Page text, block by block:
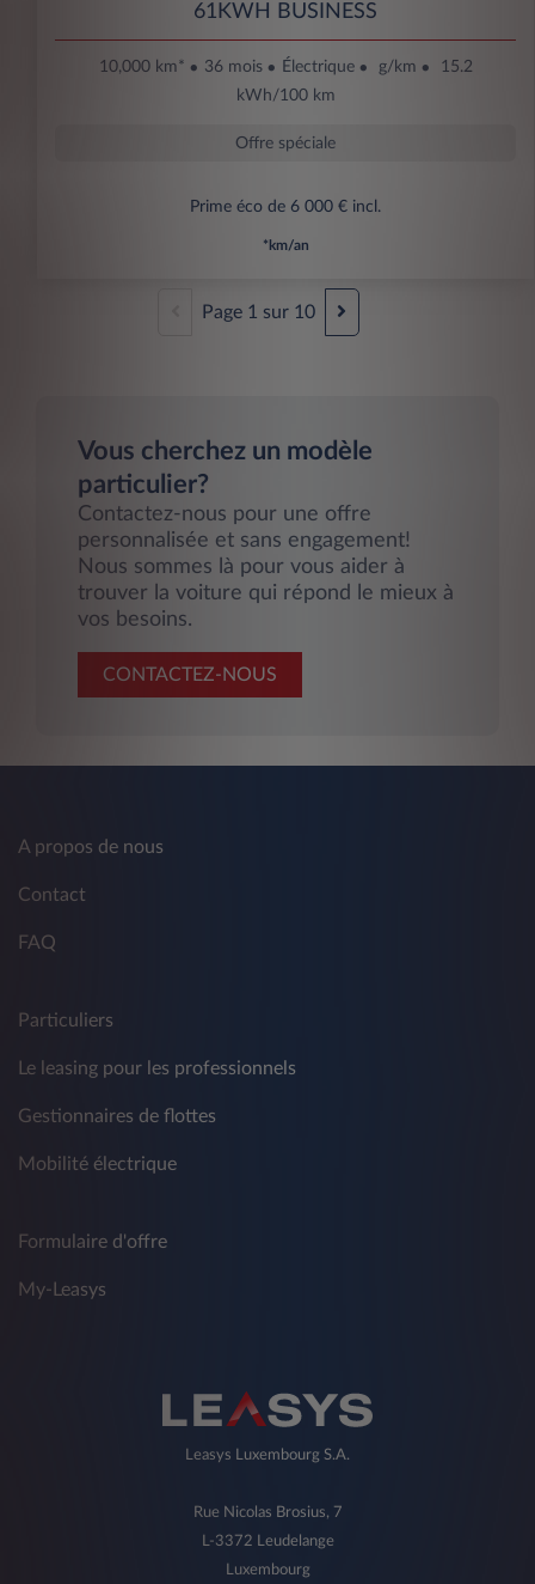
61KWH BUSINESS
10,000 km* 36 mois Électrique g/km
15.2
kWh/100 km
Offre spéciale
Prime éco de 6 000 € incl.
*km/an
Page 1 sur 10
Vous cherchez un modèle
particulier?
Contactez-nous pour une offre
personnalisée et sans engagement!
Nous sommes là pour vous aider à
trouver la voiture qui répond le mieux à
vos besoins.
CONTACTEZ-NOUS
A propos de nous
Contact
FAQ
Particuliers
Le leasing pour les professionnels
Gestionnaires de flottes
Mobilité électrique
Formulaire d'offre
My-Leasys
Leasys Luxembourg S.A.
Rue Nicolas Brosius, 7
L-3372 Leudelange
Luxembourg